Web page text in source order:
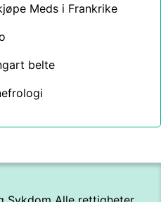
Meds i Frankrike
belte